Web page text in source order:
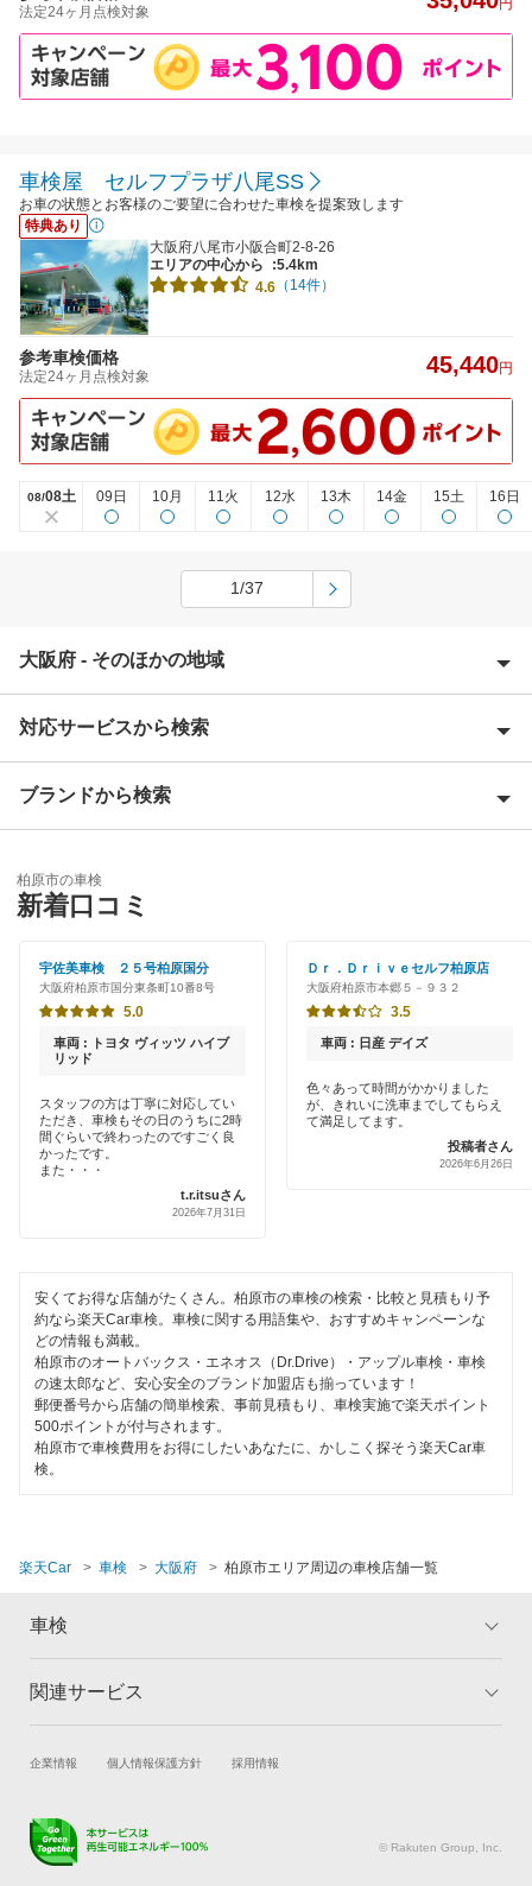
法定24ヶ月点検対象
車検屋 セルフプラザ八尾SS
お車の状態とお客様のご要望に合わせた車検を提案致します
特典あり
大阪府八尾市小阪合町2-8-26
エリアの中心から
:5.4km
4.6 （14件）
参考車検価格
法定24ヶ月点検対象 45,440円
08/08土 09日 10月 11火 12水 13木 14金 15土 16日
1/37
大阪府 - そのほかの地域
池田市
泉佐野市
和泉市
茨木市
大阪狭山市
貝塚市
交野市
門真市
河内長野市
吹田市
摂津市
泉南郡
泉南市
大東市
高槻市
豊中市
寝屋川市
対応サービスから検索
Award 受賞店
特典あり
新車初回割りあり
早割りあり
土日祝OK
ハイブリッド車OK
EV車OK
120分以内の車検
1日車検
整備保証
1級整備士在籍
ブランドから検索
「車検の速太郎」
アップル車検
オートバックス
チャレンジ車検
出光リテール車検
伊藤忠エネクス
車検のコバック
ミタニ車検
キグナス車検
上原B-cle車検
エネフリ車検
柏原市の車検
新着口コミ
宇佐美車検 ２５号柏原国分
大阪府柏原市国分東条町10番8号
5.0
車両 : トヨタ ヴィッツ ハイブ
リッド
スタッフの方は丁寧に対応してい
ただき、車検もその日のうちに2時
間ぐらいで終わったのですごく良
かったです。
また・・・
t.r.itsuさん
2026年7月31日
Ｄｒ．Ｄｒｉｖｅセルフ柏原店
大阪府柏原市本郷５－９３２
3.5
車両 : 日産 デイズ
色々あって時間がかかりました
が、きれいに洗車までしてもらえ
て満足してます。
投稿者さん
2026年6月26日
安くてお得な店舗がたくさん。柏原市の車検の検索・比較と見積もり予
約なら楽天Car車検。車検に関する用語集や、おすすめキャンペーンな
どの情報も満載。
柏原市のオートバックス・エネオス（Dr.Drive）・アップル車検・車検
の速太郎など、安心安全のブランド加盟店も揃っています！
郵便番号から店舗の簡単検索、事前見積もり、車検実施で楽天ポイント
500ポイントが付与されます。
柏原市で車検費用をお得にしたいあなたに、かしこく探そう楽天Car車
検。
楽天Car 車検 大阪府 柏原市エリア周辺の車検店舗一覧
車検
トップ
車検の基礎知識 キャンペーン一覧
関連サービス
試乗・商談 新車購入
キズ修理予約
メンテナンス管理
企業情報 個人情報保護方針 採用情報
© Rakuten Group, Inc.